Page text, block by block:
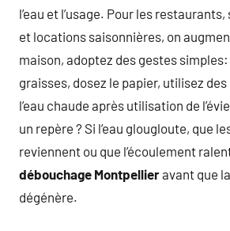
l’eau et l’usage. Pour les
et locations saisonnières, on
maison, adoptez des gestes
graisses, dosez le papier, utilisez
l’eau chaude après utilisation de
un repère ? Si l’eau glougloute, que
reviennent ou que l’écoulement
débouchage Montpellieravant que
dégénère.